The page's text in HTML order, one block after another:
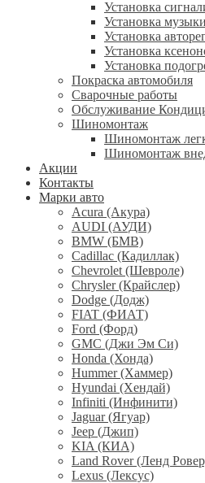
Установка
Установка музыки
Установка
Установка
Установка
Покраска автомобиля
Сварочные работы
Обслуживание
Шиномонтаж
Шиномонтаж
Шиномонтаж
Акции
Контакты
Марки авто
Acura (Акура)
AUDI (АУДИ)
BMW (БМВ)
Cadillac (Кадиллак)
Chevrolet (Шевроле)
Chrysler (Крайслер)
Dodge (Додж)
FIAT (ФИАТ)
Ford (Форд)
GMC (Джи Эм Си)
Honda (Хонда)
Hummer (Хаммер)
Hyundai (Хендай)
Infiniti (Инфинити)
Jaguar (Ягуар)
Jeep (Джип)
KIA (КИА)
Land Rover (Ленд
Lexus (Лексус)